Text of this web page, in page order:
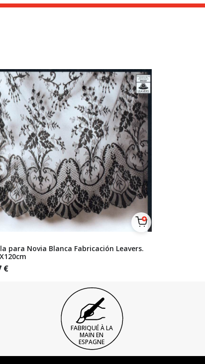
para Novia Blanca Fabricación Leavers.
€
FABRIQUÉ À LA
MAIN EN
ESPAGNE